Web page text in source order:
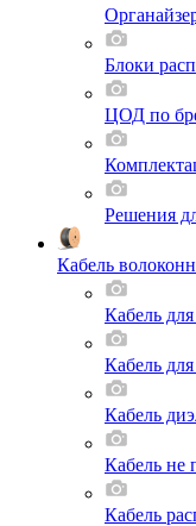
Блоки
ЦОД по
Решения
Кабель
Кабель
Кабель
Кабель
Кабель не
Кабель